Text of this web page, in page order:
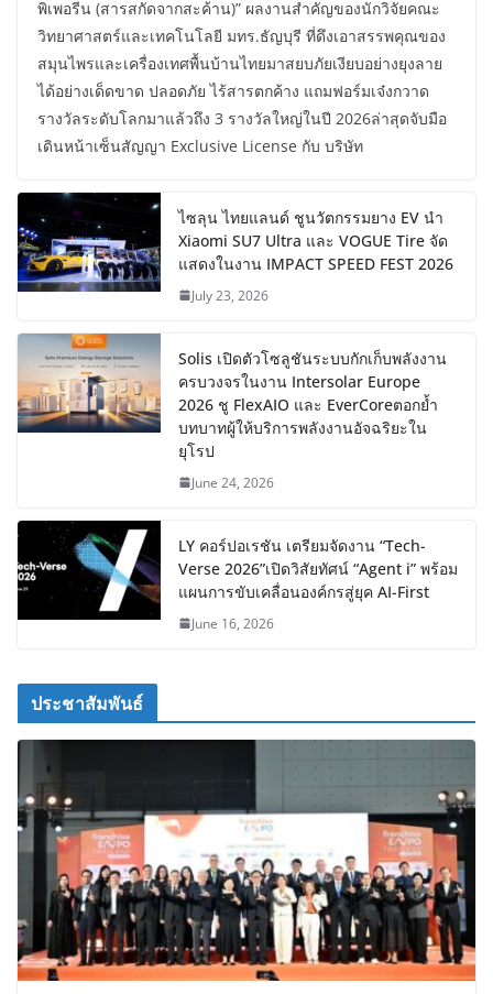
พิเพอรีน (สารสกัดจากสะค้าน)” ผลงานสำคัญของนักวิจัยคณะ
วิทยาศาสตร์และเทคโนโลยี มทร.ธัญบุรี ที่ดึงเอาสรรพคุณของ
สมุนไพรและเครื่องเทศพื้นบ้านไทยมาสยบภัยเงียบอย่างยุงลาย
ได้อย่างเด็ดขาด ปลอดภัย ไร้สารตกค้าง แถมฟอร์มเจ๋งกวาด
รางวัลระดับโลกมาแล้วถึง 3 รางวัลใหญ่ในปี 2026ล่าสุดจับมือ
เดินหน้าเซ็นสัญญา Exclusive License กับ บริษัท
ไซลุน ไทยแลนด์ ชูนวัตกรรมยาง EV นำ
Xiaomi SU7 Ultra และ VOGUE Tire จัด
แสดงในงาน IMPACT SPEED FEST 2026
July 23, 2026
Solis เปิดตัวโซลูชันระบบกักเก็บพลังงาน
ครบวงจรในงาน Intersolar Europe
2026 ชู FlexAIO และ EverCoreตอกย้ำ
บทบาทผู้ให้บริการพลังงานอัจฉริยะใน
ยุโรป
June 24, 2026
LY คอร์ปอเรชัน เตรียมจัดงาน “Tech-
Verse 2026”เปิดวิสัยทัศน์ “Agent i” พร้อม
แผนการขับเคลื่อนองค์กรสู่ยุค AI-First
June 16, 2026
ประชาสัมพันธ์